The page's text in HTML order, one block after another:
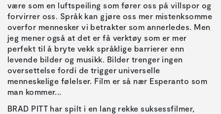
være som en luftspeiling som fører oss på villspor og
forvirrer oss. Språk kan gjøre oss mer mistenksomme
overfor mennesker vi betrakter som annerledes. Men
jeg mener også at det er få verktøy som er mer
perfekt til å bryte vekk språklige barrierer enn
levende bilder og musikk. Bilder trenger ingen
oversettelse fordi de trigger universelle
menneskelige følelser. Film er så nær Esperanto som
man kommer...
BRAD PITT har spilt i en lang rekke suksessfilmer,